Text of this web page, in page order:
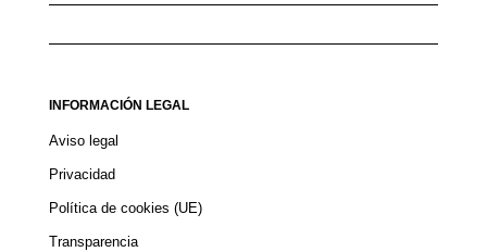
INFORMACIÓN LEGAL
Aviso legal
Privacidad
Política de cookies (UE)
Transparencia